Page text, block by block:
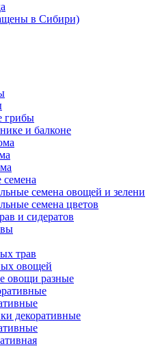
в Сибири)
грибы
и балконе
семена овощей и зелени
семена цветов
и сидератов
трав
овощей
овощи разные
декоративные